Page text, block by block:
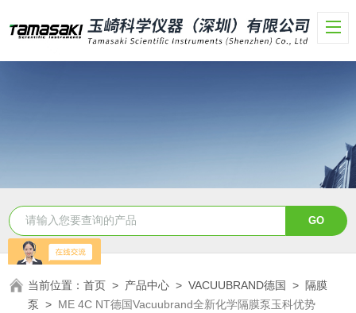
当前位置：首页 > 产品中心 >VACUUBRAND德国 >隔膜
泵 > ME 4C NT德国Vacuubrand全新化学隔膜泵玉科优势